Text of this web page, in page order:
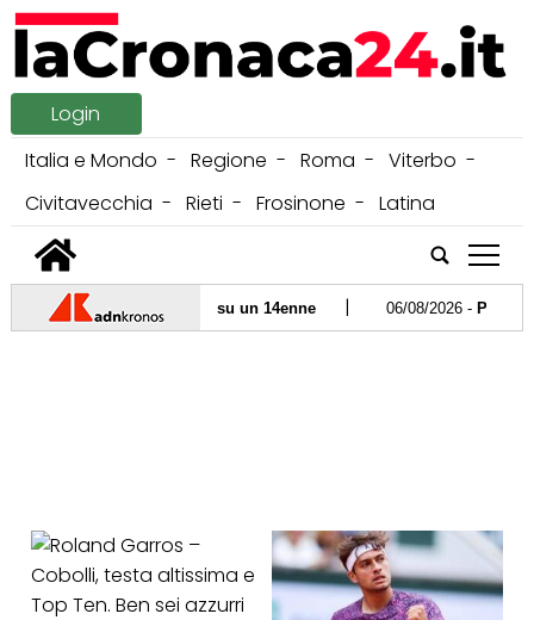
Login
Italia e Mondo
Regione Roma
Viterbo
Civitavecchia
Rieti Frosinone
Latina
tap
commerciali: sospetti su un 14enne| 06/08/2026 -Problemi